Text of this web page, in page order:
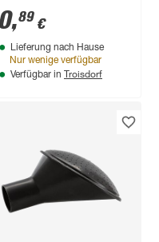
Ø 8 cm
,89 €
Lieferung nach Hause
Nur wenige verfügbar
Verfügbar in Troisdorf